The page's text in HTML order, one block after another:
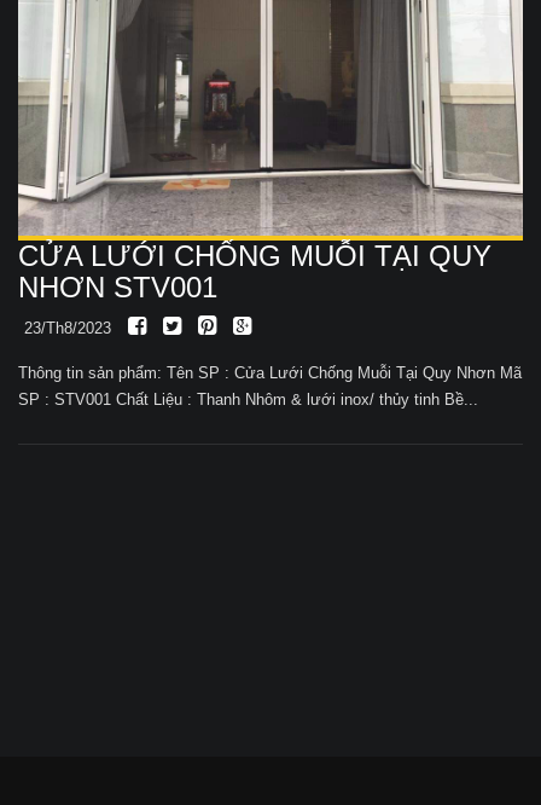
CỬA LƯỚI CHỐNG MUỖI TẠI QUY
NHƠN STV001
23/Th8/2023
Thông tin sản phẩm: Tên SP : Cửa Lưới Chống Muỗi Tại Quy Nhơn Mã
SP : STV001 Chất Liệu : Thanh Nhôm & lưới inox/ thủy tinh Bề...